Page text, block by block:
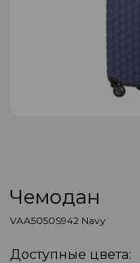
Чемодан
VAA5050S942 Navy
Доступные цвета: